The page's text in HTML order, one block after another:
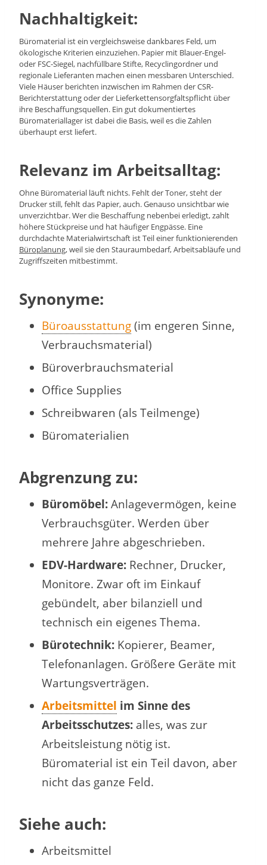
Nachhaltigkeit:
Büromaterial ist ein vergleichsweise dankbares Feld, um
ökologische Kriterien einzuziehen. Papier mit Blauer-Engel-
oder FSC-Siegel, nachfüllbare Stifte, Recyclingordner und
regionale Lieferanten machen einen messbaren Unterschied.
Viele Häuser berichten inzwischen im Rahmen der CSR-
Berichterstattung oder der Lieferkettensorgfaltspflicht über
ihre Beschaffungsquellen. Ein gut dokumentiertes
Büromateriallager ist dabei die Basis, weil es die Zahlen
überhaupt erst liefert.
Relevanz im Arbeitsalltag:
Ohne Büromaterial läuft nichts. Fehlt der Toner, steht der
Drucker still, fehlt das Papier, auch. Genauso unsichtbar wie
unverzichtbar. Wer die Beschaffung nebenbei erledigt, zahlt
höhere Stückpreise und hat häufiger Engpässe. Eine
durchdachte Materialwirtschaft ist Teil einer funktionierenden
Büroplanung, weil sie den Stauraumbedarf, Arbeitsabläufe und
Zugriffszeiten mitbestimmt.
Synonyme:
Büroausstattung(im engeren Sinne,
Verbrauchsmaterial)
Büroverbrauchsmaterial
Office Supplies
Schreibwaren (als Teilmenge)
Büromaterialien
Abgrenzung zu:
Büromöbel:Anlagevermögen, keine
Verbrauchsgüter. Werden über
mehrere Jahre abgeschrieben.
EDV-Hardware: Rechner, Drucker,
Monitore. Zwar oft im Einkauf
gebündelt, aber bilanziell und
technisch ein eigenes Thema.
Bürotechnik: Kopierer, Beamer,
Telefonanlagen. Größere Geräte mit
Wartungsverträgen.
Arbeitsmittel im Sinne des
Arbeitsschutzes: alles, was zur
Arbeitsleistung nötig ist.
Büromaterial ist ein Teil davon, aber
nicht das ganze Feld.
Siehe auch:
Arbeitsmittel